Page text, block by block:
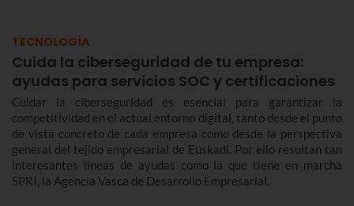
TECNOLOGÍA
Cuida la ciberseguridad de tu empresa:
ayudas para servicios SOC y certificaciones
Cuidar la ciberseguridad es esencial para garantizar la
competitividad en el actual entorno digital, tanto desde el punto
de vista concreto de cada empresa como desde la perspectiva
general del tejido empresarial de Euskadi. Por ello resultan tan
interesantes líneas de ayudas como la que tiene en marcha
SPRI, la Agencia Vasca de Desarrollo Empresarial.